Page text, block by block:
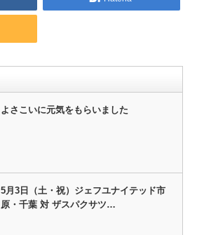
よさこいに元気をもらいました
5月3日（土・祝）ジェフユナイテッド市
原・千葉 対 ザスパクサツ…